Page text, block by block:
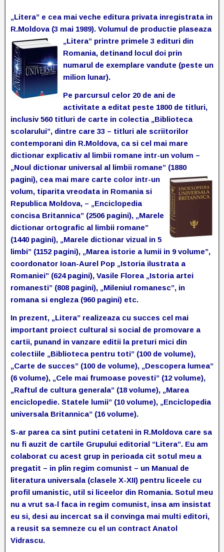
„Litera” e cea mai veche editura privata inregistrata in
R.Moldova (3 mai 1989). Volumul de productie plaseaza
„Litera” printre primele 3 edituri din
Romania, detinand locul doi prin
numarul de exemplare vandute (peste un
milion lunar).
Pe parcursul celor 20 de ani de
activitate a editat peste 1800 de titluri,
inclusiv 560 titluri de carte in colectia „Biblioteca
scolarului”, dintre care 33 – titluri ale scriitorilor
contemporani din R.Moldova, ca si cel mai mare
dictionar explicativ al limbii romane intr-un volum –
„Noul dictionar universal al limbii romane” (1880
pagini), cea mai mare carte color intr-un
volum, tiparita vreodata in Romania si
Republica Moldova, – „Enciclopedia
concisa Britannica” (2506 pagini), „Marele
dictionar ortografic al limbii romane”
(1440 pagini), „Marele dictionar vizual in 5
limbi” (1152 pagini), „Marea istorie a lumii in 9 volume”,
coordonator Ioan-Aurel Pop „Istoria ilustrata a
Romaniei” (624 pagini), Vasile Florea „Istoria artei
romanesti” (808 pagini), „Mileniul romanesc”, in
romana si engleza (960 pagini) etc.
In prezent, „Litera” realizeaza cu succes cel mai
important proiect cultural si social de promovare a
cartii, punand in vanzare editii la preturi mici din
colectiile „Biblioteca pentru toti” (100 de volume),
„Carte de succes” (100 de volume), „Descopera lumea”
(6 volume), „Cele mai frumoase povesti” (12 volume),
„Raftul de cultura generala” (18 volume), „Marea
enciclopedie. Statele lumii” (10 volume), „Enciclopedia
universala Britannica” (16 volume).
S-ar parea ca sint putini cetateni in R.Moldova care sa
nu fi auzit de cartile Grupului editorial “Litera”. Eu am
colaborat cu acest grup in perioada cit sotul meu a
pregatit – in plin regim comunist – un Manual de
literatura universala (clasele X-XII) pentru liceele cu
profil umanistic, util si liceelor din Romania. Sotul meu
nu a vrut sa-l faca in regim comunist, insa am insistat
eu si, desi au incercat sa il convinga mai multi editori,
a reusit sa semneze cu el un contract Anatol
Vidrascu.